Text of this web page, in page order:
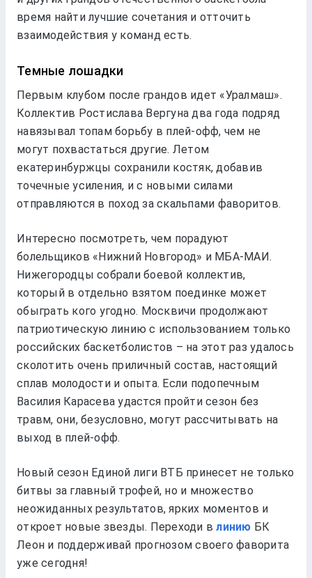
время найти лучшие сочетания и отточить
взаимодействия у команд есть.
Темные лошадки
Первым клубом после грандов идет «Уралмаш».
Коллектив Ростислава Вергуна два года подряд
навязывал топам борьбу в плей-офф, чем не
могут похвастаться другие. Летом
екатеринбуржцы сохранили костяк, добавив
точечные усиления, и с новыми силами
отправляются в поход за скальпами фаворитов.
Интересно посмотреть, чем порадуют
болельщиков «Нижний Новгород» и МБА-МАИ.
Нижегородцы собрали боевой коллектив,
который в отдельно взятом поединке может
обыграть кого угодно. Москвичи продолжают
патриотическую линию с использованием только
российских баскетболистов – на этот раз удалось
сколотить очень приличный состав, настоящий
сплав молодости и опыта. Если подопечным
Василия Карасева удастся пройти сезон без
травм, они, безусловно, могут рассчитывать на
выход в плей-офф.
Новый сезон Единой лиги ВТБ принесет не только
битвы за главный трофей, но и множество
неожиданных результатов, ярких моментов и
откроет новые звезды. Переходи влинию БК
Леон и поддерживай прогнозом своего фаворита
уже сегодня!